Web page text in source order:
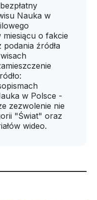
Nauka w
o fakcie
źródła
w Polsce -
zezwolenie nie
"Świat" oraz
wideo.